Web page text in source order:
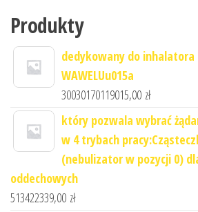
Produkty
dedykowany do inhalatora
WAWELUu015a
30030170119015,00 zł
który pozwala wybrać
w 4 trybach
(nebulizator w pozycji 0)
oddechowych
513422339,00 zł